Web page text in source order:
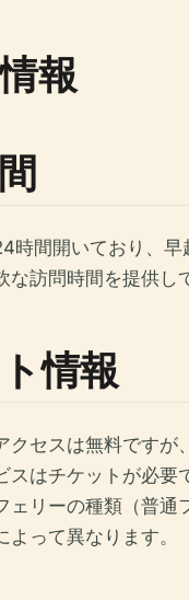
報
時間開いており、早
な訪問時間を提供し
情報
クセスは無料ですが
スはチケットが必要
ェリーの種類（普通
って異なります。